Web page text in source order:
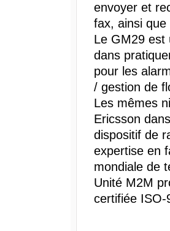
envoyer et
fax, ainsi
Le GM29 est
dans
pour les
/ gestion de
Les mêmes
Ericsson
dispositif de
expertise en
mondiale de
Unité M2M
certifiée ISO-